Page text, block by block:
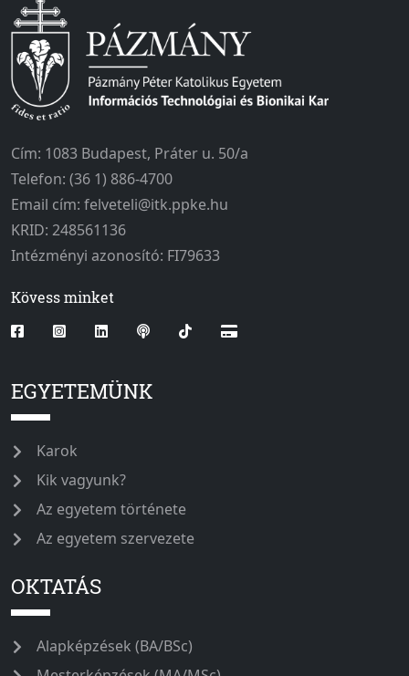
Cím: 1083 Budapest, Práter u. 50/a
Telefon: (36 1) 886-4700
Email cím: felveteli@itk.ppke.hu
KRID: 248561136
Intézményi azonosító: FI79633
Kövess minket
EGYETEMÜNK
Karok
Kik vagyunk?
Az egyetem története
Az egyetem szervezete
OKTATÁS
Alapképzések (BA/BSc)